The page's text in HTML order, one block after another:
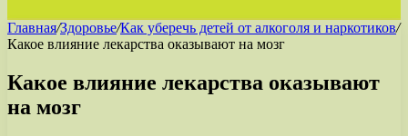
Главная/Здоровье/Как уберечь детей от алкоголя и наркотиков/
Какое влияние лекарства оказывают на мозг
Какое влияние лекарства оказывают
на мозг